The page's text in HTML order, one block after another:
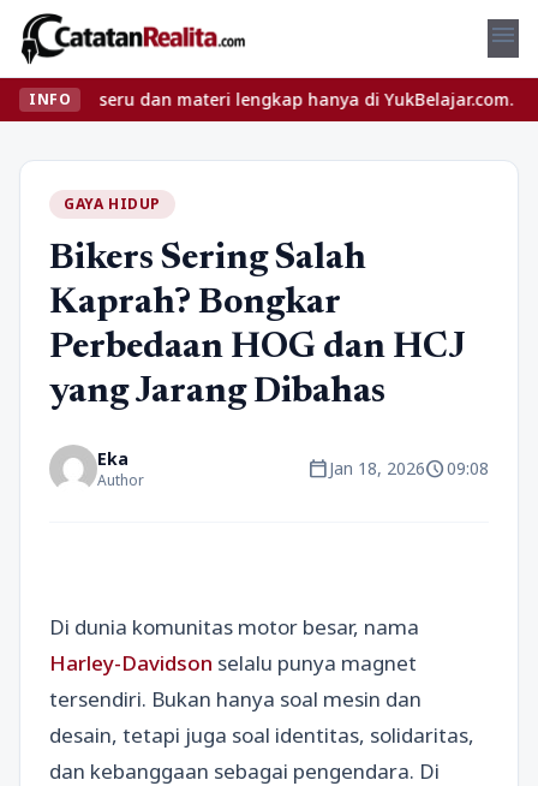
menu
INFO
seru dan materi lengkap hanya di YukBelajar.com. Mulai
GAYA HIDUP
Bikers Sering Salah
Kaprah? Bongkar
Perbedaan HOG dan HCJ
yang Jarang Dibahas
Eka
Author calendar_todayJan 18, 2026schedule09:08
Di dunia komunitas motor besar, nama
Harley-Davidson selalu punya magnet
tersendiri. Bukan hanya soal mesin dan
desain, tetapi juga soal identitas, solidaritas,
dan kebanggaan sebagai pengendara. Di